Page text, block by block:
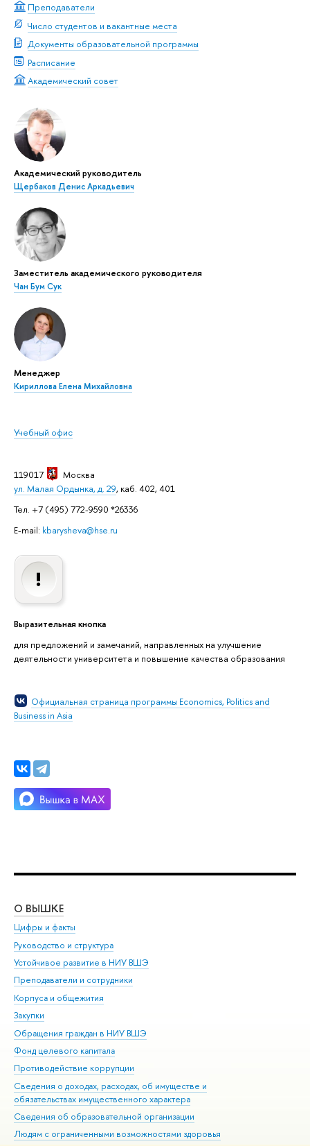
Преподаватели
Число студентов и вакантные места
Документы образовательной программы
Расписание
Академический совет
Академический руководитель
Щербаков Денис Аркадьевич
Заместитель академического руководителя
Чан Бум Сук
Менеджер
Кириллова Елена Михайловна
Учебный офис
119017
Москва
ул. Малая Ордынка, д. 29, каб. 402, 401
Тел. +7 (495) 772-9590 *26336
E-mail: kbarysheva@hse.ru
Выразительная кнопка
для предложений и замечаний, направленных на улучшение
деятельности университета и повышение качества образования
Официальная страница программы Economics, Politics and
Business in Asia
О ВЫШКЕ
Цифры и факты
Руководство и структура
Устойчивое развитие в НИУ ВШЭ
Преподаватели и сотрудники
Корпуса и общежития
Закупки
Обращения граждан в НИУ ВШЭ
Фонд целевого капитала
Противодействие коррупции
Сведения о доходах, расходах, об имуществе и
обязательствах имущественного характера
Сведения об образовательной организации
Людям с ограниченными возможностями здоровья